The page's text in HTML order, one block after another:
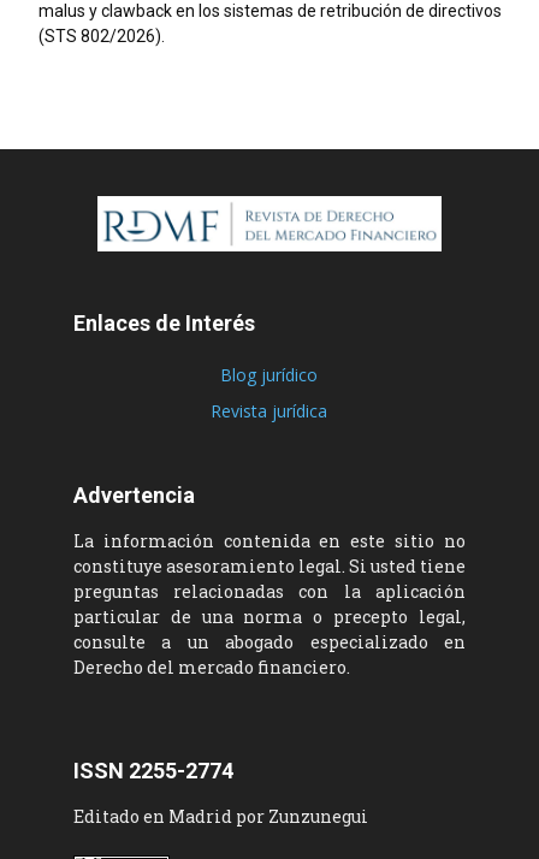
malus y clawback en los sistemas de retribución de directivos
(STS 802/2026).
Enlaces de Interés
Blog jurídico
Revista jurídica
Advertencia
La información contenida en este sitio no
constituye asesoramiento legal. Si usted tiene
preguntas relacionadas con la aplicación
particular de una norma o precepto legal,
consulte a un abogado especializado en
Derecho del mercado financiero.
ISSN 2255-2774
Editado en Madrid por Zunzunegui